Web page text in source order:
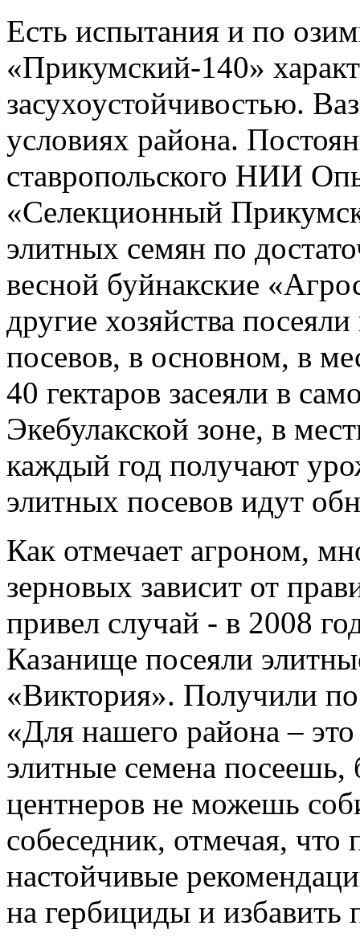
Есть испытания и по
«Прикумский-140»
засухоустойчивостью.
условиях района.
ставропольского НИИ
«Селекционный
элитных семян по
весной буйнакские
другие хозяйства
посевов, в основном, в
40 гектаров засеяли в
Экебулакской зоне, в
каждый год получают
элитных посевов идут
Как отмечает агроном,
зерновых зависит от
привел случай - в 2008
Казанище посеяли
«Виктория». Получили по
«Для нашего района –
элитные семена посеешь,
центнеров не можешь
собеседник, отмечая,
настойчивые
на гербициды и избавить